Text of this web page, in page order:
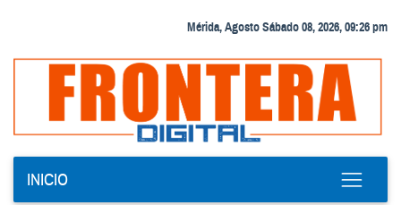
Mérida, Agosto Sábado 08, 2026, 09:26 pm
INICIO